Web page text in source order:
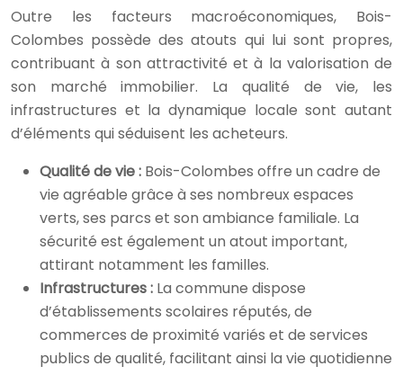
Outre les facteurs macroéconomiques, Bois-
Colombes possède des atouts qui lui sont propres,
contribuant à son attractivité et à la valorisation de
son marché immobilier. La qualité de vie, les
infrastructures et la dynamique locale sont autant
d’éléments qui séduisent les acheteurs.
Qualité de vie : Bois-Colombes offre un cadre de
vie agréable grâce à ses nombreux espaces
verts, ses parcs et son ambiance familiale. La
sécurité est également un atout important,
attirant notamment les familles.
Infrastructures : La commune dispose
d’établissements scolaires réputés, de
commerces de proximité variés et de services
publics de qualité, facilitant ainsi la vie quotidienne